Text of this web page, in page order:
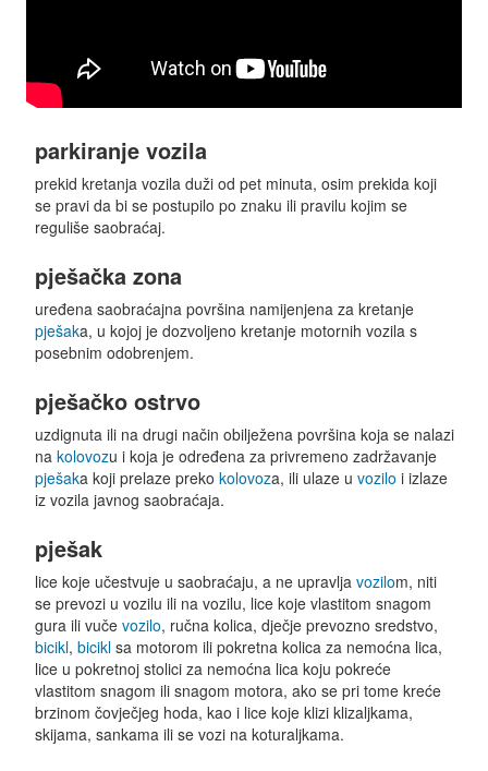
parkiranje vozila
prekid kretanja vozila duži od pet minuta, osim prekida koji
se pravi da bi se postupilo po znaku ili pravilu kojim se
reguliše saobraćaj.
pješačka zona
uređena saobraćajna površina namijenjena za kretanje
pješaka, u kojoj je dozvoljeno kretanje motornih vozila s
posebnim odobrenjem.
pješačko ostrvo
uzdignuta ili na drugi način obilježena površina koja se nalazi
na kolovozu i koja je određena za privremeno zadržavanje
pješaka koji prelaze preko kolovoza, ili ulaze u vozilo i izlaze
iz vozila javnog saobraćaja.
pješak
lice koje učestvuje u saobraćaju, a ne upravlja vozilom, niti
se prevozi u vozilu ili na vozilu, lice koje vlastitom snagom
gura ili vuče vozilo, ručna kolica, dječje prevozno sredstvo,
bicikl, biciklsa motorom ili pokretna kolica za nemoćna lica,
lice u pokretnoj stolici za nemoćna lica koju pokreće
vlastitom snagom ili snagom motora, ako se pri tome kreće
brzinom čovječjeg hoda, kao i lice koje klizi klizaljkama,
skijama, sankama ili se vozi na koturaljkama.